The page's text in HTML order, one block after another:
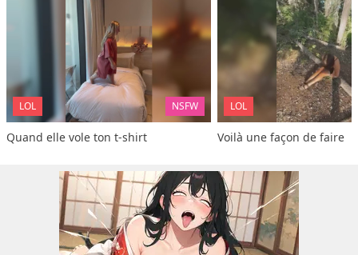
LOL NSFW
Quand elle vole ton t-shirt
LOL
Voilà une façon de faire